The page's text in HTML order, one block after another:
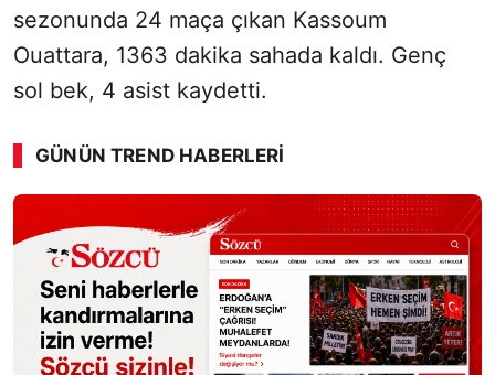
sezonunda 24 maça çıkan Kassoum
Ouattara, 1363 dakika sahada kaldı. Genç
sol bek, 4 asist kaydetti.
GÜNÜN TREND HABERLERI
00:01 / 03:53
Sesi Aç